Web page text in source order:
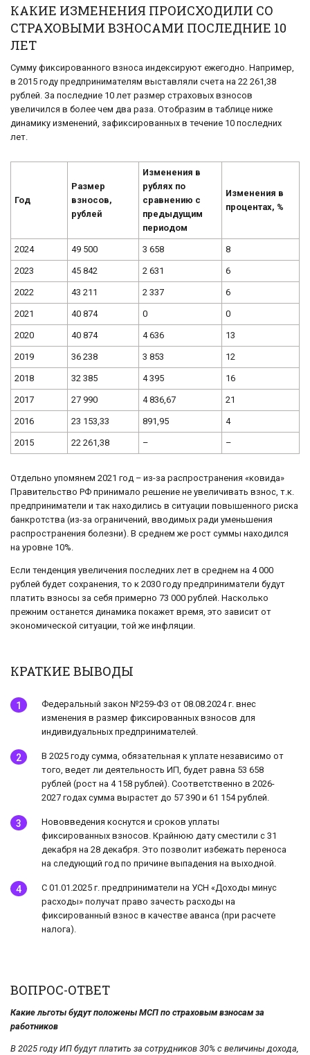
КАКИЕ ИЗМЕНЕНИЯ ПРОИСХОДИЛИ СО
СТРАХОВЫМИ ВЗНОСАМИ ПОСЛЕДНИЕ 10
ЛЕТ
Сумму фиксированного взноса индексируют ежегодно. Например,
в 2015 году предпринимателям выставляли счета на 22 261,38
рублей. За последние 10 лет размер страховых взносов
увеличился в более чем два раза. Отобразим в таблице ниже
динамику изменений, зафиксированных в течение 10 последних
лет.
Год
Размер
взносов,
рублей
Изменения в
рублях по
сравнению с
предыдущим
периодом
Изменения в
процентах, %
2024 49 500 3 658 8
2023 45 842 2 631 6
2022 43 211 2 337 6
2021 40 874 0 0
2020 40 874 4 636 13
2019 36 238 3 853 12
2018 32 385 4 395 16
2017 27 990 4 836,67 21
2016 23 153,33 891,95 4
2015 22 261,38 – –
Отдельно упомянем 2021 год – из-за распространения «ковида»
Правительство РФ принимало решение не увеличивать взнос, т.к.
предприниматели и так находились в ситуации повышенного риска
банкротства (из-за ограничений, вводимых ради уменьшения
распространения болезни). В среднем же рост суммы находился
на уровне 10%.
Если тенденция увеличения последних лет в среднем на 4 000
рублей будет сохранения, то к 2030 году предприниматели будут
платить взносы за себя примерно 73 000 рублей. Насколько
прежним останется динамика покажет время, это зависит от
экономической ситуации, той же инфляции.
КРАТКИЕ ВЫВОДЫ
Федеральный закон №259-ФЗ от 08.08.2024 г. внес
изменения в размер фиксированных взносов для
индивидуальных предпринимателей.
В 2025 году сумма, обязательная к уплате независимо от
того, ведет ли деятельность ИП, будет равна 53 658
рублей (рост на 4 158 рублей). Соответственно в 2026-
2027 годах сумма вырастет до 57 390 и 61 154 рублей.
Нововведения коснутся и сроков уплаты
фиксированных взносов. Крайнюю дату сместили с 31
декабря на 28 декабря. Это позволит избежать переноса
на следующий год по причине выпадения на выходной.
С 01.01.2025 г. предприниматели на УСН «Доходы минус
расходы» получат право зачесть расходы на
фиксированный взнос в качестве аванса (при расчете
налога).
ВОПРОС-ОТВЕТ
Какие льготы будут положены МСП по страховым взносам за
работников
В 2025 году ИП будут платить за сотрудников 30% с величины дохода,